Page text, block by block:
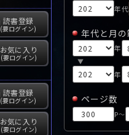
読書登録
(要ログイン)
お気に入り
(要ログイン)
読書登録
(要ログイン)
お気に入り
(要ログイン)
年代
年代と月
年
▼
年
ページ数
P～